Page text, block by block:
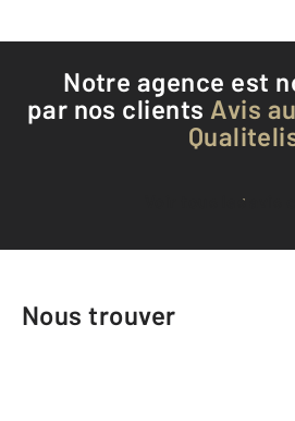
Notre agence est
par nos clients Avis
Voir tous les avis
Nous trouver